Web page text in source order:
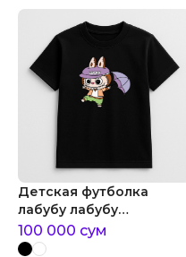
Детская футболка
лабубу лабубу
удачливый мальчик
100 000 сум